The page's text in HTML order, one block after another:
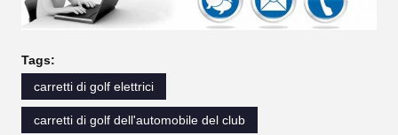
Tags:
carretti di golf elettrici
carretti di golf dell'automobile del club